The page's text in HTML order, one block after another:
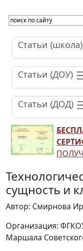
Статьи (школа)
Статьи (ДОУ)
Статьи (ДОД)
сущность и
Автор: Смирнова
Организация:
Маршала